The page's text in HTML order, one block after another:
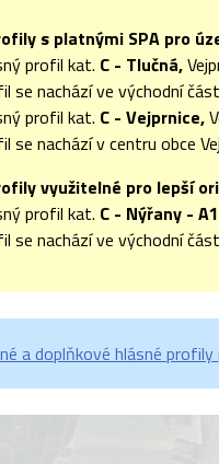
s platnými SPA pro
profil kat. C - Tlučná,
se nachází ve východní
profil kat. C - Vejprnice,
se nachází v centru obce
využitelné pro lepší
profil kat. C - Nýřany -
se nachází ve východní
a doplňkové hlásné profily